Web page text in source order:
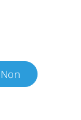
Non